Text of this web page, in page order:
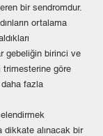
bir sendromdur.
ortalama
gebeliğin birinci ve
göre
fazla
alınacak bir